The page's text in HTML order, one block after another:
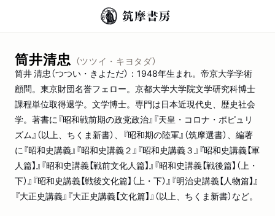
筒井清忠 （ツツイ・キヨタダ）
筒井 清忠（つつい・きよただ）：1948年生まれ。帝京大学学術
顧問。東京財団名誉フェロー。京都大学大学院文学研究科博士
課程単位取得退学。文学博士。専門は日本近現代史、歴史社会
学。著書に『昭和戦前期の政党政治』『天皇・コロナ・ポピュリ
ズム』（以上、ちくま新書）、『昭和期の陸軍』（筑摩選書）、編著
に『昭和史講義』『昭和史講義２』『昭和史講義３』『昭和史講義【軍
人篇】』『昭和史講義【戦前文化人篇】』『昭和史講義【戦後篇】（上・
下）』『昭和史講義【戦後文化篇】（上・下）』『明治史講義【人物篇】』
『大正史講義』『大正史講義【文化篇】』（以上、ちくま新書）など。